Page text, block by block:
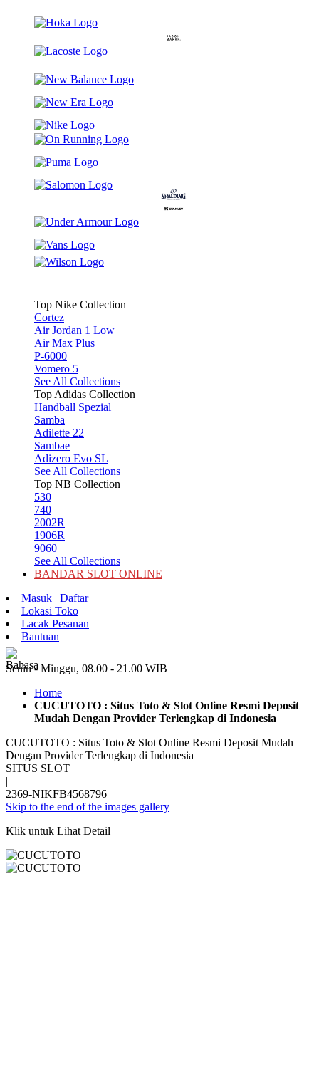
Top Nike Collection
Cortez
Air Jordan 1 Low
Air Max Plus
P-6000
Vomero 5
See All Collections
Top Adidas Collection
Handball Spezial
Samba
Adilette 22
Sambae
Adizero Evo SL
See All Collections
Top NB Collection
530
740
2002R
1906R
9060
See All Collections
BANDAR SLOT ONLINE
Masuk | Daftar
Lokasi Toko
Lacak Pesanan
Bantuan
Senin - Minggu, 08.00 - 21.00 WIB
Home
CUCUTOTO : Situs Toto & Slot Online Resmi Deposit
Mudah Dengan Provider Terlengkap di Indonesia
CUCUTOTO : Situs Toto & Slot Online Resmi Deposit Mudah
Dengan Provider Terlengkap di Indonesia
SITUS SLOT
|
2369-NIKFB4568796
Skip to the end of the images gallery
Klik untuk Lihat Detail